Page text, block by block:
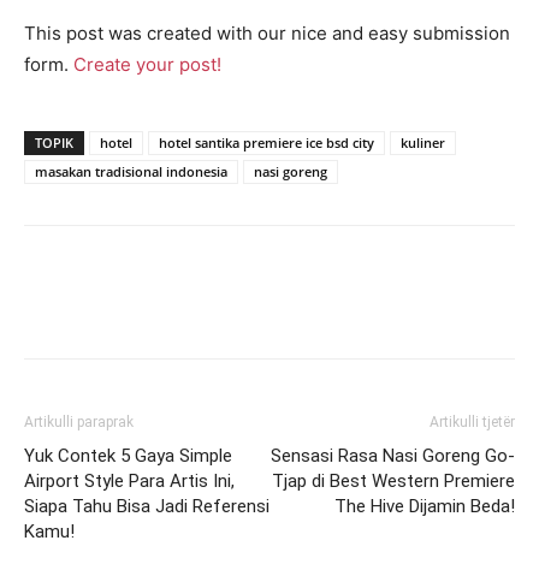
This post was created with our nice and easy submission
form. Create your post!
TOPIK hotel hotel santika premiere ice bsd city
kuliner
masakan tradisional indonesia
nasi goreng
Artikulli paraprak
Yuk Contek 5 Gaya Simple
Airport Style Para Artis Ini,
Siapa Tahu Bisa Jadi Referensi
Kamu!
Artikulli tjetër
Sensasi Rasa Nasi Goreng Go-
Tjap di Best Western Premiere
The Hive Dijamin Beda!